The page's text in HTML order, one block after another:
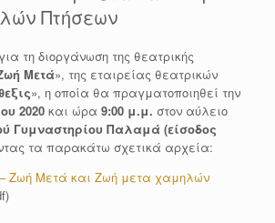
Πτήσεων
τη διοργάνωση της θεατρικής
Μετά», της εταιρείας θεατρικών
», η οποία θα πραγματοποιηθεί την
2020 και ώρα 9:00 μ.μ. στον αύλειο
Γυμναστηρίου Παλαμά (είσοδος
τα παρακάτω σχετικά αρχεία:
Ζωή Μετά και Ζωή μετα χαμηλών